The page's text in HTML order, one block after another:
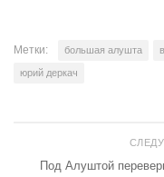
Метки: большая алушта
юрий деркач
Под Алуштой